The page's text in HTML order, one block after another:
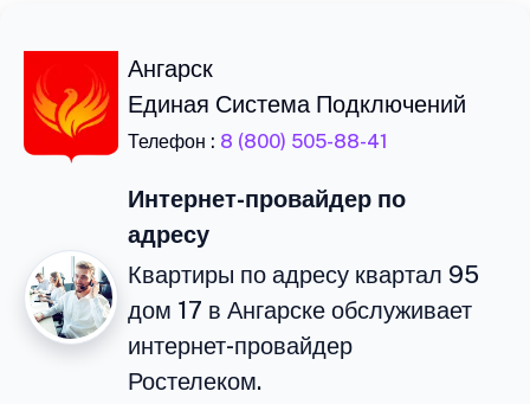
Ангарск
Единая Система Подключений
Телефон : 8 (800) 505-88-41
Интернет-провайдер по
адресу
Квартиры по адресу квартал 95
дом 17 в Ангарске обслуживает
интернет-провайдер
Ростелеком.